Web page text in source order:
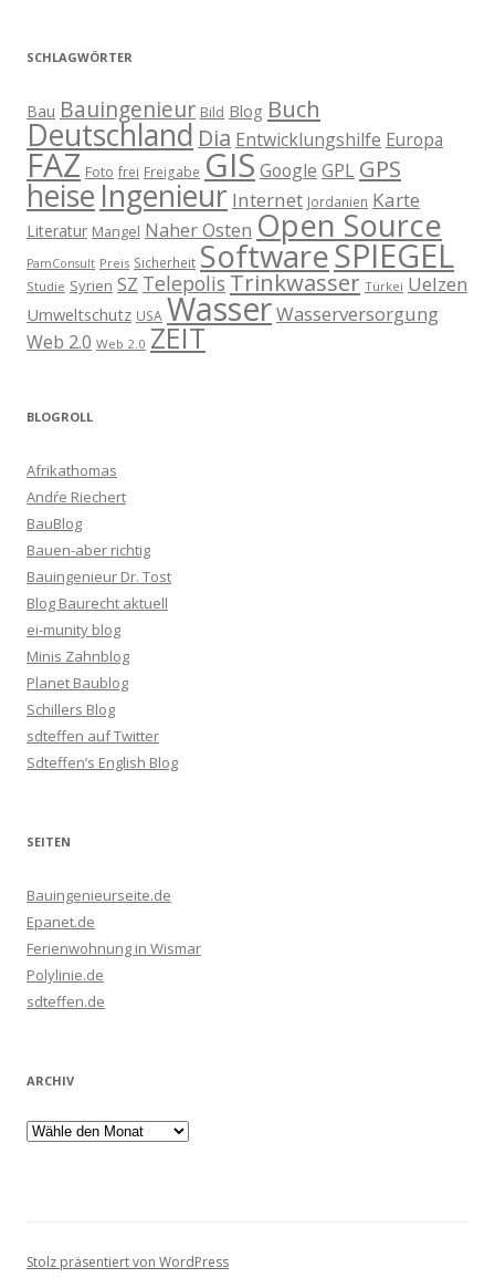
SCHLAGWÖRTER
Bau Bauingenieur Bild Blog Buch
Deutschland Dia Entwicklungshilfe Europa
FAZ Foto frei Freigabe GIS Google GPL GPS
heise Ingenieur Internet Jordanien Karte
Literatur Mangel Naher Osten Open Source
PamConsult Preis Sicherheit SoftwareSPIEGEL
Studie Syrien SZ Telepolis Trinkwasser Türkei Uelzen
Umweltschutz USA WasserWasserversorgung
Web 2.0 Web 2.0 ZEIT
BLOGROLL
Afrikathomas
Andŕe Riechert
BauBlog
Bauen-aber richtig
Bauingenieur Dr. Tost
Blog Baurecht aktuell
ei-munity blog
Minis Zahnblog
Planet Baublog
Schillers Blog
sdteffen auf Twitter
Sdteffen’s English Blog
SEITEN
Bauingenieurseite.de
Epanet.de
Ferienwohnung in Wismar
Polylinie.de
sdteffen.de
ARCHIV
Stolz präsentiert von WordPress